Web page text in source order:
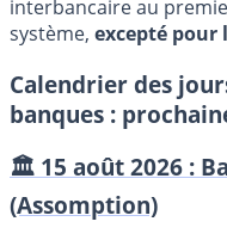
interbancaire au
système, excepté
Calendrier des
banques :
🏛️ 15 août 2026 :
(Assomption)